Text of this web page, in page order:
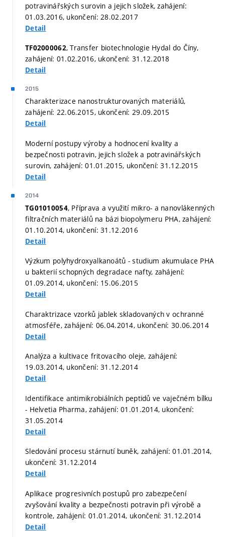
potravinářských surovin a jejich složek, zahájení:
01.03.2016, ukončení: 28.02.2017
Detail
TF02000062, Transfer biotechnologie Hydal do Číny,
zahájení: 01.02.2016, ukončení: 31.12.2018
Detail
2015
Charakterizace nanostrukturovaných materiálů,
zahájení: 22.06.2015, ukončení: 29.09.2015
Detail
Moderní postupy výroby a hodnocení kvality a
bezpečnosti potravin, jejich složek a potravinářských
surovin, zahájení: 01.01.2015, ukončení: 31.12.2015
Detail
2014
TG01010054, Příprava a využití mikro- a nanovlákenných
filtračních materiálů na bázi biopolymeru PHA, zahájení:
01.10.2014, ukončení: 31.12.2016
Detail
Výzkum polyhydroxyalkanoátů - studium akumulace PHA
u bakterií schopných degradace nafty, zahájení:
01.09.2014, ukončení: 15.06.2015
Detail
Charaktrizace vzorků jablek skladovaných v ochranné
atmosféře, zahájení: 06.04.2014, ukončení: 30.06.2014
Detail
Analýza a kultivace fritovacího oleje, zahájení:
19.03.2014, ukončení: 31.12.2014
Detail
Identifikace antimikrobiálních peptidů ve vaječném bílku
- Helvetia Pharma, zahájení: 01.01.2014, ukončení:
31.05.2014
Detail
Sledování procesu stárnutí buněk, zahájení: 01.01.2014,
ukončení: 31.12.2014
Detail
Aplikace progresivních postupů pro zabezpečení
zvyšování kvality a bezpečnosti potravin při výrobě a
kontrole, zahájení: 01.01.2014, ukončení: 31.12.2014
Detail